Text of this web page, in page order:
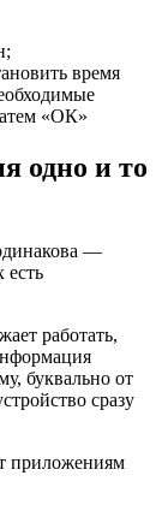
время
«ОК»
одно и то
—
есть
работать,
буквально от
сразу
приложениям